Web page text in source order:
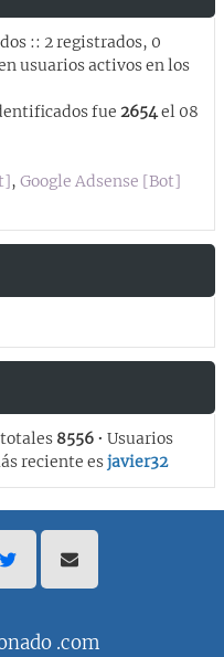
:: 2 registrados, 0
usuarios activos en los
fue 2654el 08
, Google Adsense [Bot]
totales 8556 • Usuarios
reciente esjavier32
.com